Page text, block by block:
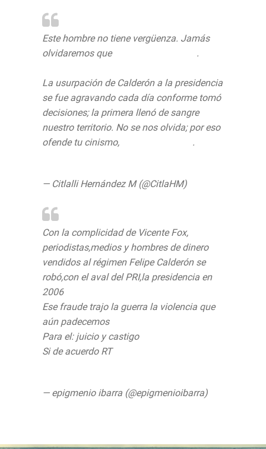
Este hombre no tiene vergüenza. Jamás
olvidaremos que
.
La usurpación de Calderón a la presidencia
se fue agravando cada día conforme tomó
decisiones; la primera llenó de sangre
nuestro territorio. No se nos olvida; por eso
ofende tu cinismo,
.
— Citlalli Hernández M (@CitlaHM)
Con la complicidad de Vicente Fox,
periodistas,medios y hombres de dinero
vendidos al régimen Felipe Calderón se
robó,con el aval del PRI,la presidencia en
2006
Ese fraude trajo la guerra la violencia que
aún padecemos#CalderonEsFraude
Para el: juicio y castigo
Si de acuerdo RT
— epigmenio ibarra (@epigmenioibarra)